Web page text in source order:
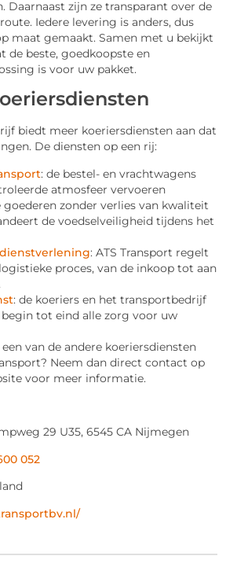
Daarnaast zijn ze transparant over de
Iedere levering is anders, dus
maat gemaakt. Samen met u bekijkt
de beste, goedkoopste en
is voor uw pakket.
biedt meer koeriersdiensten aan dat
De diensten op een rij:
: de bestel- en vrachtwagens
atmosfeer vervoeren
goederen zonder verlies van kwaliteit
de voedselveiligheid tijdens het
: ATS Transport regelt
proces, van de inkoop tot aan
: de koeriers en het transportbedrijf
begin tot eind alle zorg voor uw
van de andere koeriersdiensten
Neem dan direct contact op
voor meer informatie.
29 U35, 6545 CA Nijmegen
052